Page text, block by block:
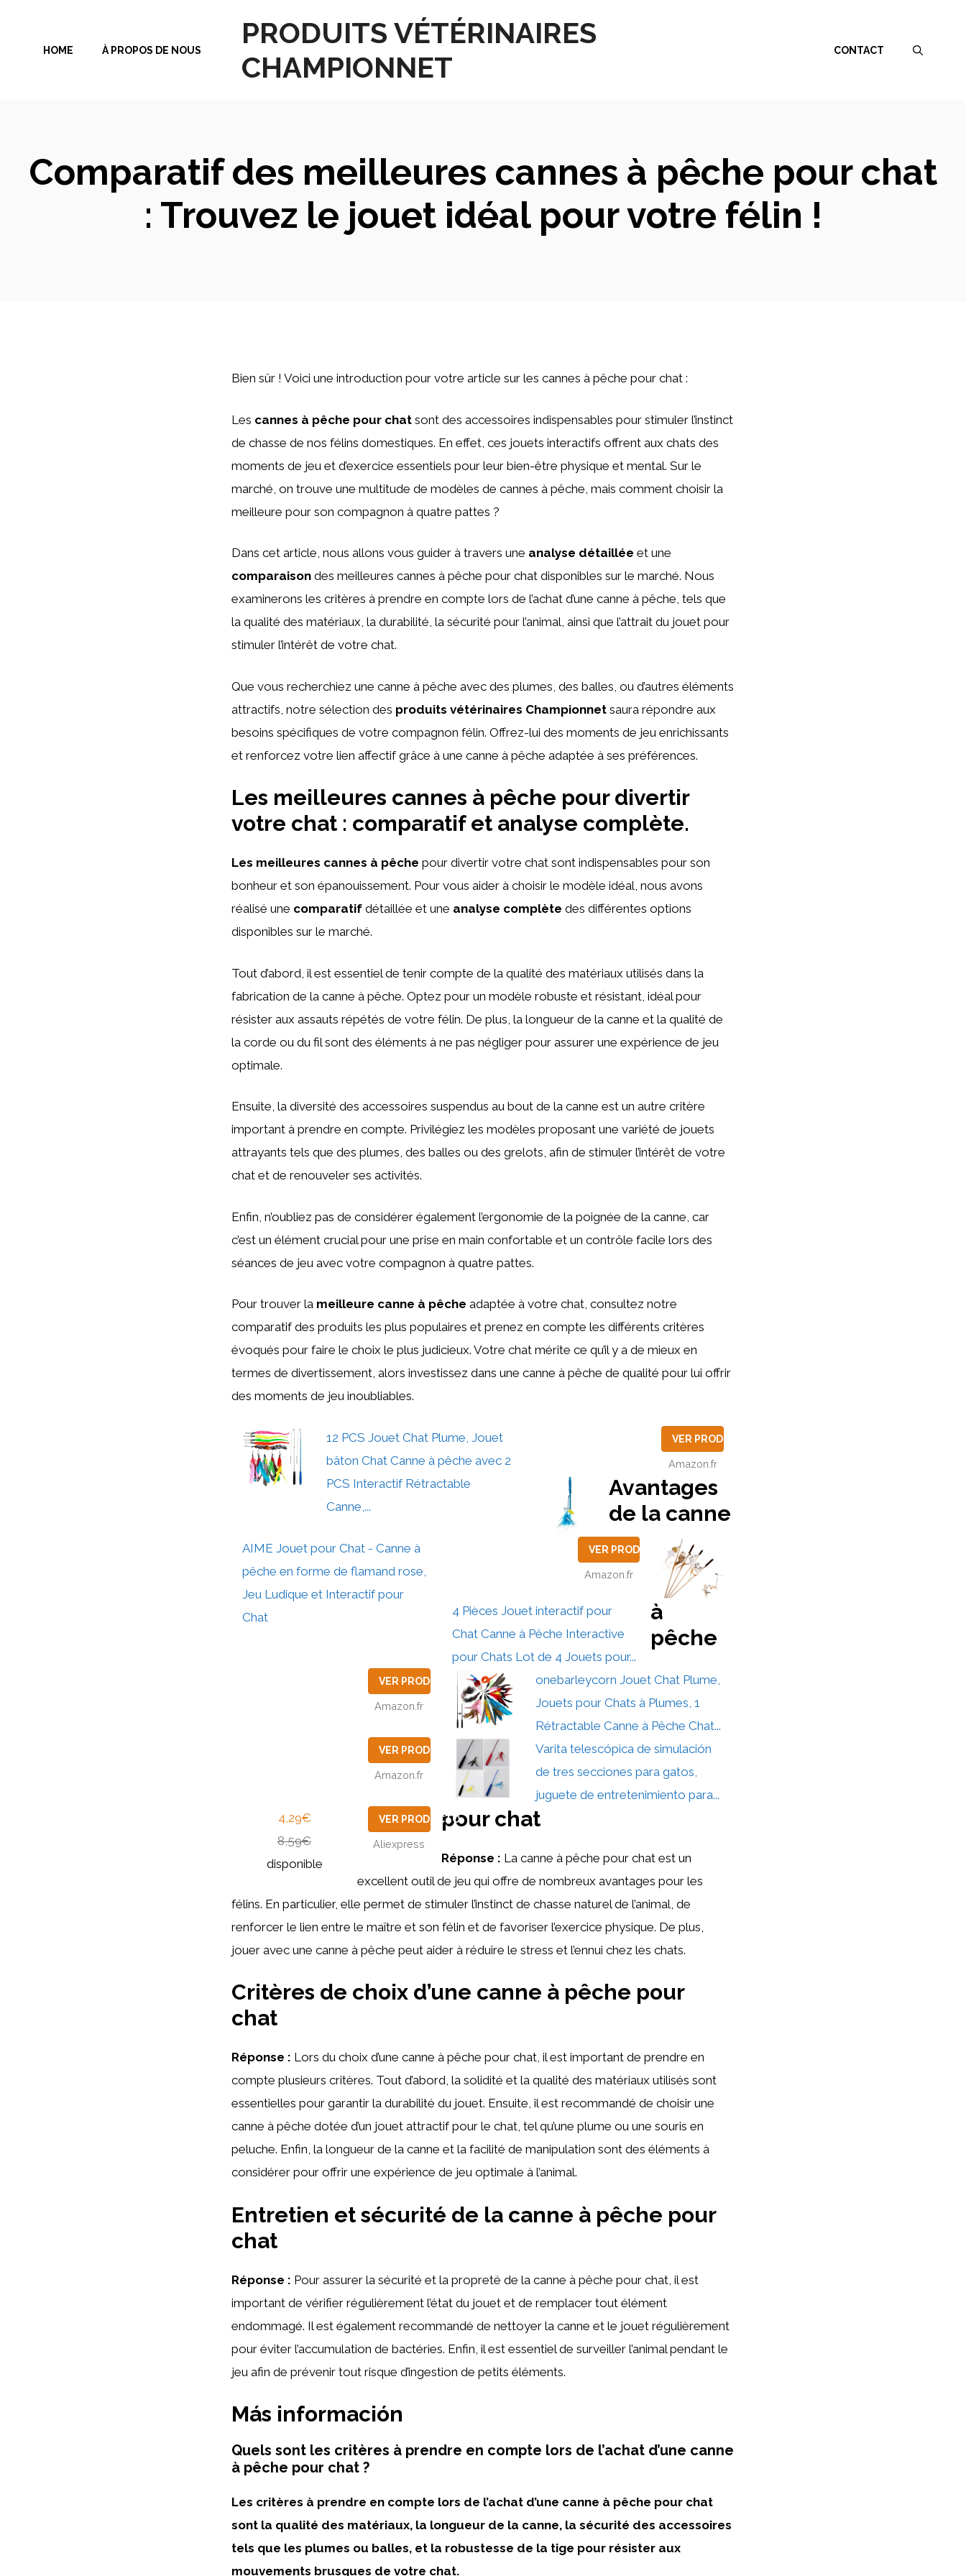
contenu
PRODUITS VÉTÉRINAIRES
CHAMPIONNET
HOME À PROPOS DE NOUS CONTACT
Comparatif des meilleures cannes à pêche pour chat
: Trouvez le jouet idéal pour votre félin !
Bien sûr ! Voici une introduction pour votre article sur les cannes à pêche pour chat :
Les cannes à pêche pour chat sont des accessoires indispensables pour stimuler l’instinct
de chasse de nos félins domestiques. En effet, ces jouets interactifs offrent aux chats des
moments de jeu et d’exercice essentiels pour leur bien-être physique et mental. Sur le
marché, on trouve une multitude de modèles de cannes à pêche, mais comment choisir la
meilleure pour son compagnon à quatre pattes ?
Dans cet article, nous allons vous guider à travers une analyse détaillée et une
comparaison des meilleures cannes à pêche pour chat disponibles sur le marché. Nous
examinerons les critères à prendre en compte lors de l’achat d’une canne à pêche, tels que
la qualité des matériaux, la durabilité, la sécurité pour l’animal, ainsi que l’attrait du jouet pour
stimuler l’intérêt de votre chat.
Que vous recherchiez une canne à pêche avec des plumes, des balles, ou d’autres éléments
attractifs, notre sélection des produits vétérinaires Championnet saura répondre aux
besoins spécifiques de votre compagnon félin. Offrez-lui des moments de jeu enrichissants
et renforcez votre lien affectif grâce à une canne à pêche adaptée à ses préférences.
Les meilleures cannes à pêche pour divertir
votre chat : comparatif et analyse complète.
Les meilleures cannes à pêche pour divertir votre chat sont indispensables pour son
bonheur et son épanouissement. Pour vous aider à choisir le modèle idéal, nous avons
réalisé une comparatif détaillée et une analyse complète des différentes options
disponibles sur le marché.
Tout d’abord, il est essentiel de tenir compte de la qualité des matériaux utilisés dans la
fabrication de la canne à pêche. Optez pour un modèle robuste et résistant, idéal pour
résister aux assauts répétés de votre félin. De plus, la longueur de la canne et la qualité de
la corde ou du fil sont des éléments à ne pas négliger pour assurer une expérience de jeu
optimale.
Ensuite, la diversité des accessoires suspendus au bout de la canne est un autre critère
important à prendre en compte. Privilégiez les modèles proposant une variété de jouets
attrayants tels que des plumes, des balles ou des grelots, afin de stimuler l’intérêt de votre
chat et de renouveler ses activités.
Enfin, n’oubliez pas de considérer également l’ergonomie de la poignée de la canne, car
c’est un élément crucial pour une prise en main confortable et un contrôle facile lors des
séances de jeu avec votre compagnon à quatre pattes.
Pour trouver la meilleure canne à pêche adaptée à votre chat, consultez notre
comparatif des produits les plus populaires et prenez en compte les différents critères
évoqués pour faire le choix le plus judicieux. Votre chat mérite ce qu’il y a de mieux en
termes de divertissement, alors investissez dans une canne à pêche de qualité pour lui offrir
des moments de jeu inoubliables.
12 PCS Jouet Chat Plume, Jouet
bâton Chat Canne à pêche avec 2
PCS Interactif Rétractable
Canne,...
VER PRODUCTO
Amazon.fr
AIME Jouet pour Chat - Canne à
pêche en forme de flamand rose,
Jeu Ludique et Interactif pour
Chat
VER PRODUCTO
Amazon.fr
4 Pièces Jouet interactif pour
Chat Canne à Pêche Interactive
pour Chats Lot de 4 Jouets pour...
VER PRODUCTO
Amazon.fr
onebarleycorn Jouet Chat Plume,
Jouets pour Chats à Plumes, 1
Rétractable Canne à Pêche Chat...
VER PRODUCTO
Amazon.fr
Varita telescópica de simulación
de tres secciones para gatos,
juguete de entretenimiento para...
4,29€
8,59€
disponible
VER PRODUCTO
Aliexpress
Avantages
de la canne
à
pêche
pour chat
Réponse : La canne à pêche pour chat est un
excellent outil de jeu qui offre de nombreux avantages pour les
félins. En particulier, elle permet de stimuler l’instinct de chasse naturel de l’animal, de
renforcer le lien entre le maître et son félin et de favoriser l’exercice physique. De plus,
jouer avec une canne à pêche peut aider à réduire le stress et l’ennui chez les chats.
Critères de choix d’une canne à pêche pour
chat
Réponse : Lors du choix d’une canne à pêche pour chat, il est important de prendre en
compte plusieurs critères. Tout d’abord, la solidité et la qualité des matériaux utilisés sont
essentielles pour garantir la durabilité du jouet. Ensuite, il est recommandé de choisir une
canne à pêche dotée d’un jouet attractif pour le chat, tel qu’une plume ou une souris en
peluche. Enfin, la longueur de la canne et la facilité de manipulation sont des éléments à
considérer pour offrir une expérience de jeu optimale à l’animal.
Entretien et sécurité de la canne à pêche pour
chat
Réponse : Pour assurer la sécurité et la propreté de la canne à pêche pour chat, il est
important de vérifier régulièrement l’état du jouet et de remplacer tout élément
endommagé. Il est également recommandé de nettoyer la canne et le jouet régulièrement
pour éviter l’accumulation de bactéries. Enfin, il est essentiel de surveiller l’animal pendant le
jeu afin de prévenir tout risque d’ingestion de petits éléments.
Más información
Quels sont les critères à prendre en compte lors de l’achat d’une canne
à pêche pour chat ?
Les critères à prendre en compte lors de l’achat d’une canne à pêche pour chat
sont la qualité des matériaux, la longueur de la canne, la sécurité des accessoires
tels que les plumes ou balles, et la robustesse de la tige pour résister aux
mouvements brusques de votre chat.